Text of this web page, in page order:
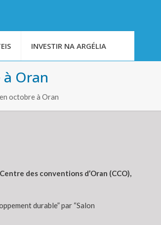
INVESTIR NA ARGÉLIA
Oran
octobre à Oran
des conventions d’Oran (CCO),
durable” par “Salon